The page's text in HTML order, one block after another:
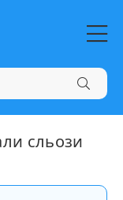
сльози